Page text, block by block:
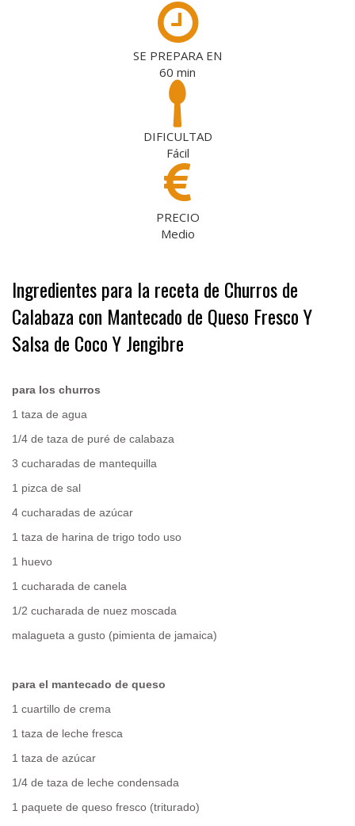
SE PREPARA EN
60 min
DIFICULTAD
Fácil
PRECIO
Medio
Ingredientes para la receta de Churros de
Calabaza con Mantecado de Queso Fresco Y
Salsa de Coco Y Jengibre
para los churros
1 taza de agua
1/4 de taza de puré de calabaza
3 cucharadas de mantequilla
1 pizca de sal
4 cucharadas de azúcar
1 taza de harina de trigo todo uso
1 huevo
1 cucharada de canela
1/2 cucharada de nuez moscada
malagueta a gusto (pimienta de jamaica)
para el mantecado de queso
1 cuartillo de crema
1 taza de leche fresca
1 taza de azúcar
1/4 de taza de leche condensada
1 paquete de queso fresco (triturado)